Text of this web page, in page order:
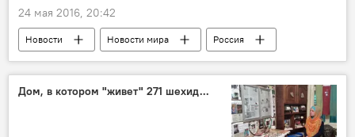
24 мая 2016, 20:42
Новости Новости мира
Россия
ЖИЗНЬ
Дом, в котором "живет" 271 шехид...